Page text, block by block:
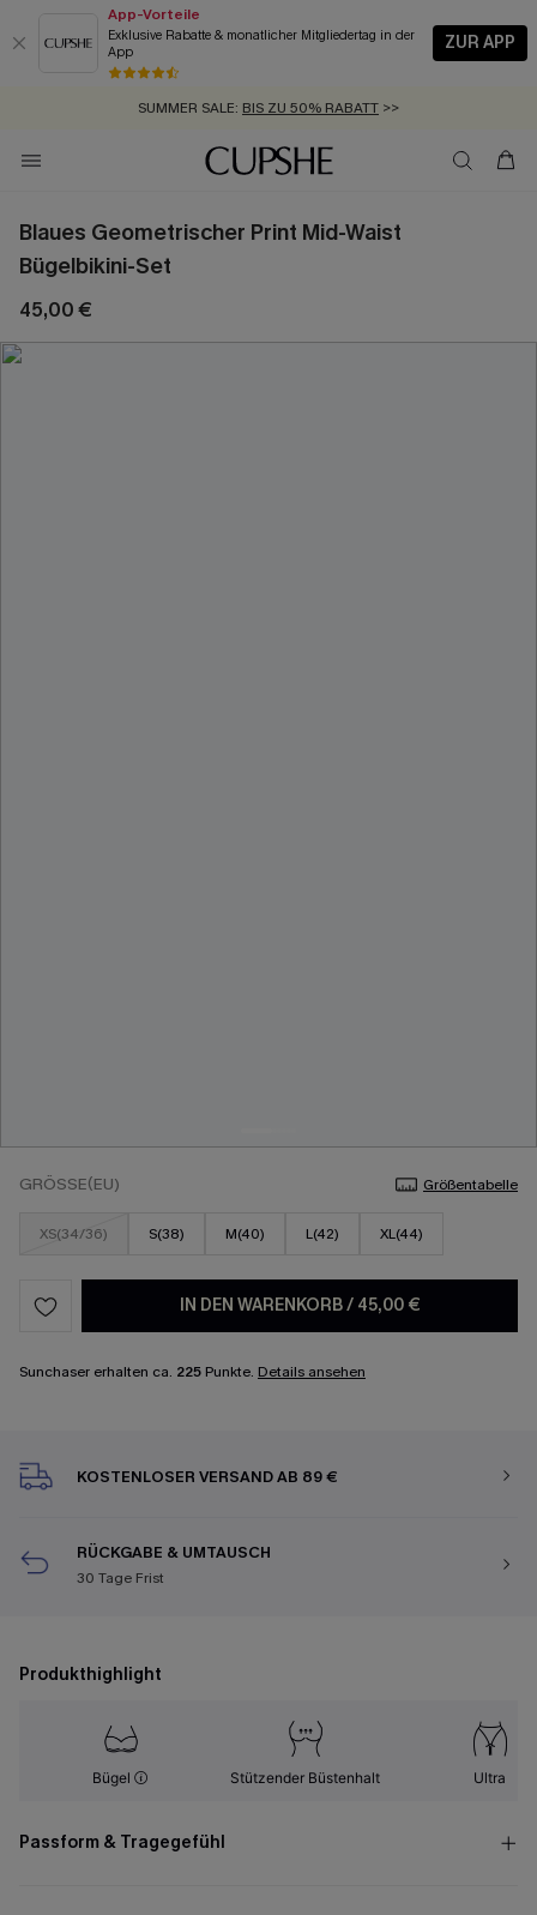
App-Vorteile
Exklusive Rabatte & monatlicher Mitgliedertag in der
App
ZUR APP
GRATIS MASSBAND MIT JEDEM SCHNELLVERSAND-ARTIKEL >>
SUMMER SALE: BIS ZU 50% RABATT >>
ZUM NEWSLETTER:BIS ZU -20% EXTRA ERHALTEN
KOSTENLOSER VERSAND AB 89 €
Blaues Geometrischer Print Mid-Waist
Bügelbikini-Set
45,00 €
GRÖSSE(EU) Größentabelle
XS(34/36) S(38) M(40) L(42) XL(44)
IN DEN WARENKORB/ 45,00 €
Sunchaser erhalten ca. 225 Punkte. Details ansehen
KOSTENLOSER VERSAND AB 89 €
RÜCKGABE & UMTAUSCH
30 Tage Frist
Produkthighlight
Bügel Stützender Büstenhalt Ultra
Passform & Tragegefühl